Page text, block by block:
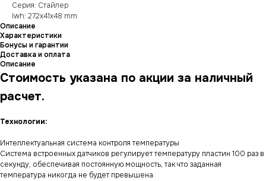
Серия: Стайлер
lwh: 272x41x48 mm
Описание
Характеристики
Бонусы и гарантии
Доставка и оплата
Описание
Стоимость указана по акции за наличный
расчет.
Технологии:
Интеллектуальная система контроля температуры
Система встроенных датчиков регулирует температуру пластин 100 раз в
секунду, обеспечивая постоянную мощность, так что заданная
температура никогда не будет превышена.